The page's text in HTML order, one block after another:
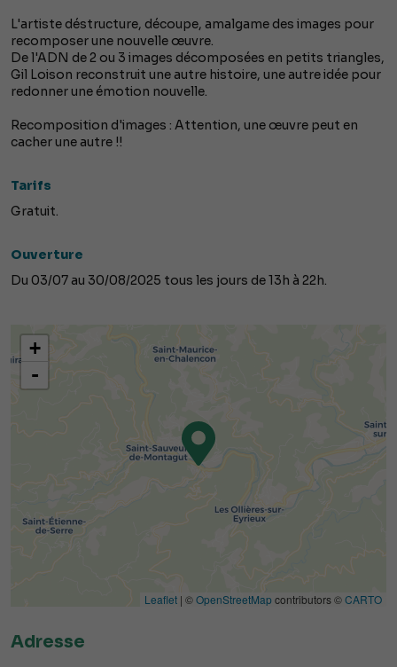
L'artiste déstructure, découpe, amalgame des images pour
recomposer une nouvelle œuvre.
De l'ADN de 2 ou 3 images décomposées en petits triangles,
Gil Loison reconstruit une autre histoire, une autre idée pour
redonner une émotion nouvelle.
Recomposition d'images : Attention, une œuvre peut en
cacher une autre !!
Tarifs
Gratuit.
Ouverture
Du 03/07 au 30/08/2025 tous les jours de 13h à 22h.
+
-
Leaflet | ©OpenStreetMap contributors ©CARTO
Adresse